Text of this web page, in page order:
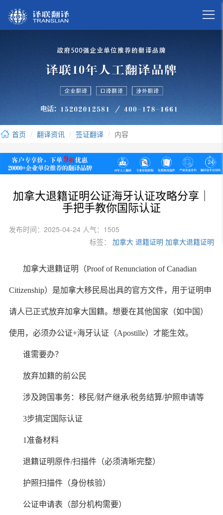

首页 翻译资讯 签证翻译 内容
加拿大退籍证明公证海牙认证攻略分享｜
手把手教你国际认证
发布时间：2025-04-24 人气：1505
标签：
加拿大 退籍证明 加拿大退籍证明
加拿大退籍证明（Proof of Renunciation of Canadian
Citizenship）是加拿大移民局出具的官方文件，用于证明申
请人已正式放弃加拿大国籍。想要在其他国家（如中国）
使用，必须办公证+海牙认证（Apostille）才能生效。
谁需要办？
放弃加籍的前公民
涉及跨国事务：移民/财产继承/税务结算/护照申请等
3步搞定国际认证
1️准备材料
退籍证明原件/扫描件（必须清晰完整）
护照扫描件（身份核验）
公证申请表（部分机构需要）